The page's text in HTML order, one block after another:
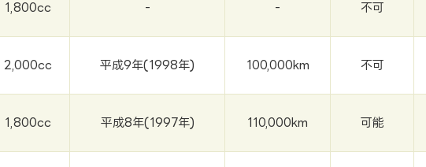
1,800cc - - 不可
2,000cc 平成9年(1998年) 100,000km 不可
1,800cc 平成8年(1997年) 110,000km 可能